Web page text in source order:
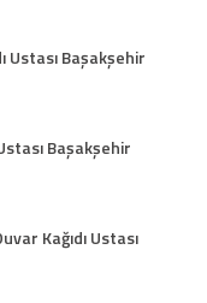
Ustası Başakşehir
Başakşehir
Kağıdı Ustası